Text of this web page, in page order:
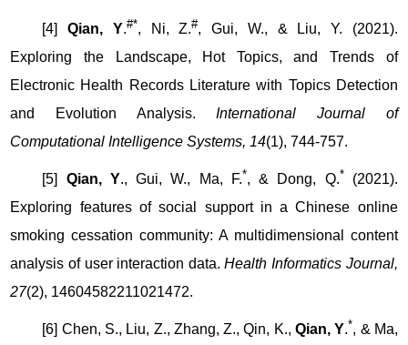
[4] Qian, Y.#*, Ni, Z.#, Gui, W., & Liu, Y. (2021).
Exploring the Landscape, Hot Topics, and Trends of
Electronic Health Records Literature with Topics Detection
and Evolution Analysis.International Journal of
Computational Intelligence Systems, 14(1), 744-757.
[5] Qian, Y., Gui, W., Ma, F.*, & Dong, Q.* (2021).
Exploring features of social support in a Chinese online
smoking cessation community: A multidimensional content
analysis of user interaction data.Health Informatics Journal,
27(2), 14604582211021472.
[6] Chen, S., Liu, Z., Zhang, Z., Qin, K., Qian, Y.*, & Ma,